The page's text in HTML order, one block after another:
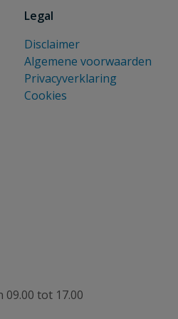
Legal
Disclaimer
Algemene voorwaarden
Privacyverklaring
Cookies
tot 17.00